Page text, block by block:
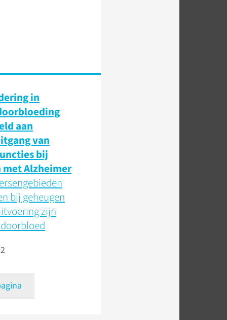
in
aan
van
bij
met Alzheimer
bij geheugen
zijn